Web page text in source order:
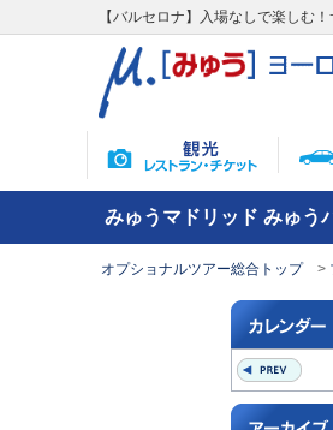
【バルセロナ】入場なしで楽し
みゅうマドリッド みゅ
オプショナルツアー総合トップ